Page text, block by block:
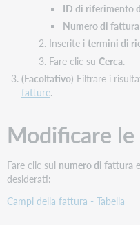
un
rimborso
per
articolo
non
Elimina
item
fattura
informazioni
ID di riferimento
Numero di
Inserite i termini di
Fare clic su Cerca.
(Facoltativo) Filtrare i
fatture.
Modificare
Fare clic sul numero di fattura
desiderati:
Campi della fattura - Tabella